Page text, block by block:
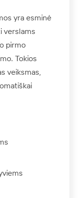
yra esminė
verslams
pirmo
Tokios
veiksmas,